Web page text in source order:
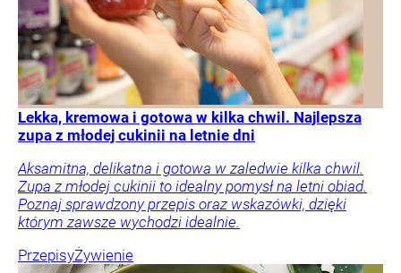
Lekka, kremowa i gotowa w kilka chwil. Najlepsza
zupa z młodej cukinii na letnie dni
Aksamitna, delikatna i gotowa w zaledwie kilka chwil.
Zupa z młodej cukinii to idealny pomysł na letni obiad.
Poznaj sprawdzony przepis oraz wskazówki, dzięki
którym zawsze wychodzi idealnie.
PrzepisyŻywienie